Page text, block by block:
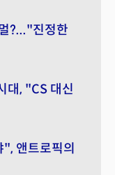
?..."진정한
대, "CS 대신
앤트로픽의